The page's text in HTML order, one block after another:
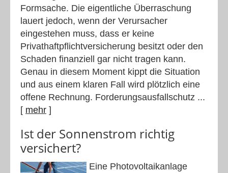
Formsache. Die eigentliche Überraschung
lauert jedoch, wenn der Verursacher
eingestehen muss, dass er keine
Privathaftpflichtversicherung besitzt oder den
Schaden finanziell gar nicht tragen kann.
Genau in diesem Moment kippt die Situation
und aus einem klaren Fall wird plötzlich eine
offene Rechnung. Forderungsausfallschutz ...
[ mehr ]
Ist der Sonnenstrom richtig
versichert?
Eine Photovoltaikanlage